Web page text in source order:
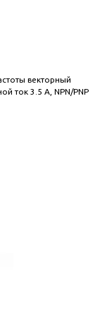
векторный
ток 3.5 А, NPN/PNP